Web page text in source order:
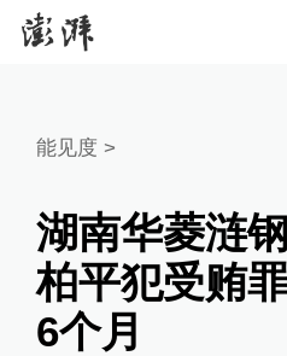
能见度 >
湖南华菱涟
柏平犯受贿
6个月